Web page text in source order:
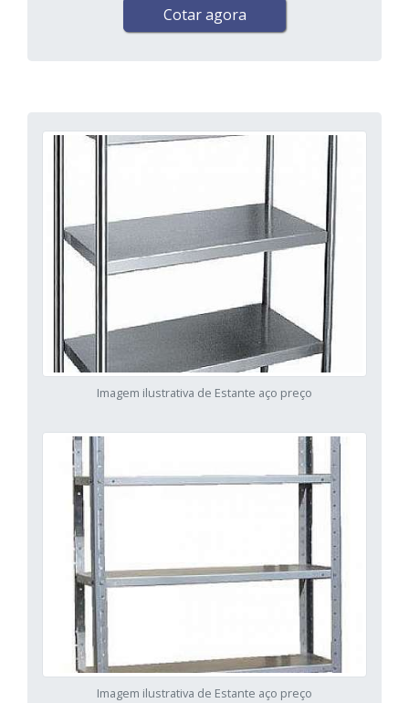
Cotar agora
Imagem ilustrativa de Estante aço preço
Imagem ilustrativa de Estante aço preço